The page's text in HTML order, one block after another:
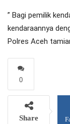
” Bagi pemilik
kendaraannya
Polres Aceh
0
Share